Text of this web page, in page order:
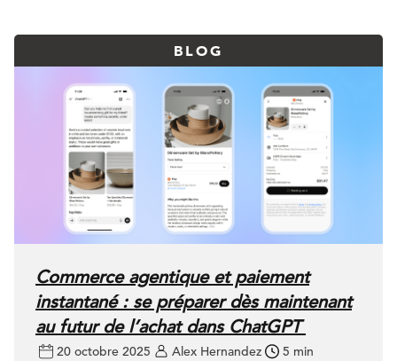
BLOG
Commerce agentique et paiement
instantané : se préparer dès maintenant
au futur de l’achat dans ChatGPT
20 octobre 2025 Alex Hernandez 5 min